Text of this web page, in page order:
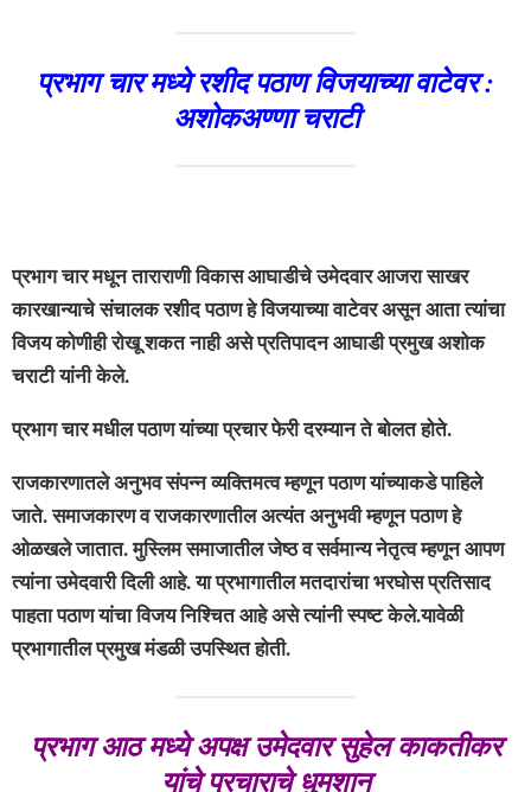
प्रभाग चार मध्ये रशीद पठाण विजयाच्या वाटेवर :
अशोकअण्णा चराटी
प्रभाग चार मधून ताराराणी विकास आघाडीचे उमेदवार आजरा साखर
कारखान्याचे संचालक रशीद पठाण हे विजयाच्या वाटेवर असून आता त्यांचा
विजय कोणीही रोखू शकत नाही असे प्रतिपादन आघाडी प्रमुख अशोक
चराटी यांनी केले.
प्रभाग चार मधील पठाण यांच्या प्रचार फेरी दरम्यान ते बोलत होते.
राजकारणातले अनुभव संपन्न व्यक्तिमत्व म्हणून पठाण यांच्याकडे पाहिले
जाते. समाजकारण व राजकारणातील अत्यंत अनुभवी म्हणून पठाण हे
ओळखले जातात. मुस्लिम समाजातील जेष्ठ व सर्वमान्य नेतृत्व म्हणून आपण
त्यांना उमेदवारी दिली आहे. या प्रभागातील मतदारांचा भरघोस प्रतिसाद
पाहता पठाण यांचा विजय निश्चित आहे असे त्यांनी स्पष्ट केले.यावेळी
प्रभागातील प्रमुख मंडळी उपस्थित होती.
प्रभाग आठ मध्ये अपक्ष उमेदवार सुहेल काकतीकर
यांचे प्रचाराचे धुमशान